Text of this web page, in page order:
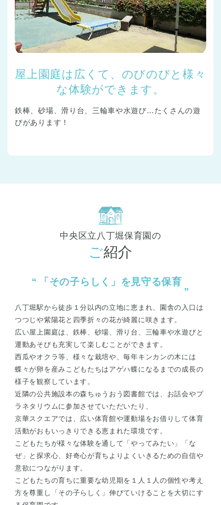
屋上園庭は広くて、のびのびと様々
な体験ができます。
鉄棒、砂場、滑り台、三輪車や水遊び…たくさんの遊
びがあります！
中央区立八丁堀保育園の
ご紹介
「その子らしく」を見守る保育
八丁堀駅から徒歩１分以内の立地に恵まれ、園舎の入口は
つつじや紫陽花と四季折々の花が綺麗に咲きます。
広い屋上園庭は、鉄棒、砂場、滑り台、三輪車や水遊びと
運動あそびも充実して楽しむことができます。
西瓜やオクラ等、様々な栽培や、毎年キンカンの木には
蝶々が卵を産みこどもたちはアゲハ蝶になるまでの成長の
様子を観察しています。
近隣の公共施設本の森ちゅうおう図書館では、お話会やプ
ラネタリウムに参加させていただいたり、
京華スクエアでは、広い体育館や運動場をお借りして体育
活動がおもいっきりできる恵まれた環境です。
こどもたちが様々な体験を通して「やってみたい」「な
ぜ」と探求心、好奇心が育ちよりよくいきるための自信や
意欲につながります。
こどもたちの育ちに重要な幼児期を１人１人の個性や考え
方を尊重し「その子らしく」伸びていけることを大切にす